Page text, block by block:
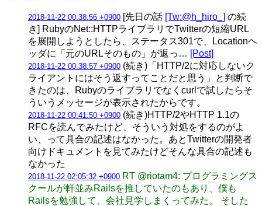
2018-11-22 00:38:56 +0900 [先日の話 [Tw:@h_hiro_] の続
き] RubyのNet::HTTPライブラリでTwitterの短縮URL
を展開しようとしたら、ステータス301で、Locationヘ
ッダに「元のURLそのもの」が返っ… [Post]
2018-11-22 00:38:57 +0900 (続き)「HTTP/2に対応しないク
ライアントにはそう返すってことだと思う」と判断で
きたのは、Rubyのライブラリでなくcurlで試したらそ
ういうメッセージが表示されたからです。
2018-11-22 00:41:50 +0900 (続き)HTTP/2やHTTP 1.1の
RFCを読んでみたけど、そういう対処をするのがよ
い、って具合の記述はなかった。あとTwitterの開発者
向けドキュメントを見てみたけどそんな具合の記述も
なかった
2018-11-22 02:05:32 +0900 RT @riotam4: プログラミングス
クールが軒並みRailsを推していたのもあり、僕も
Railsを勉強して、会社見学しまくってみた。 そした